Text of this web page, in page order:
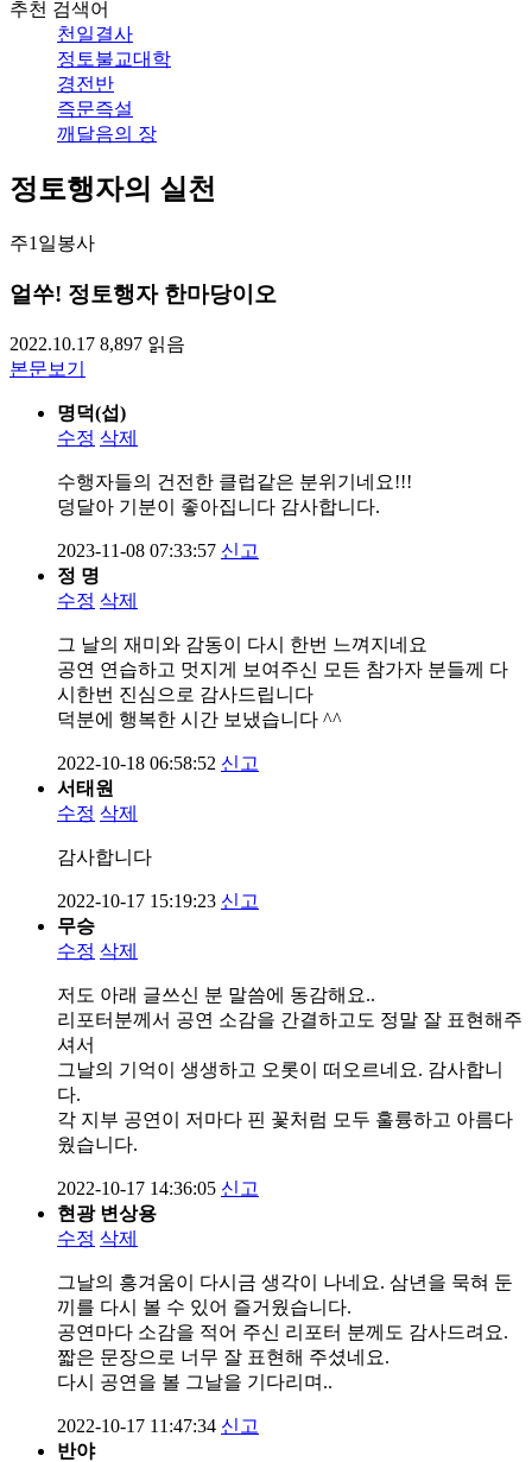
추천 검색어
천일결사
정토불교대학
경전반
즉문즉설
깨달음의 장
정토행자의 실천
주1일봉사
얼쑤! 정토행자 한마당이오
2022.10.17 8,897 읽음
본문보기
명덕(섭)
수정 삭제
수행자들의 건전한 클럽같은 분위기네요!!!
덩달아 기분이 좋아집니다 감사합니다.
2023-11-08 07:33:57 신고
정 명
수정 삭제
그 날의 재미와 감동이 다시 한번 느껴지네요
공연 연습하고 멋지게 보여주신 모든 참가자 분들께 다
시한번 진심으로 감사드립니다
덕분에 행복한 시간 보냈습니다 ^^
2022-10-18 06:58:52 신고
서태원
수정 삭제
감사합니다
2022-10-17 15:19:23 신고
무승
수정 삭제
저도 아래 글쓰신 분 말씀에 동감해요..
리포터분께서 공연 소감을 간결하고도 정말 잘 표현해주
셔서
그날의 기억이 생생하고 오롯이 떠오르네요. 감사합니
다.
각 지부 공연이 저마다 핀 꽃처럼 모두 훌륭하고 아름다
웠습니다.
2022-10-17 14:36:05 신고
현광 변상용
수정 삭제
그날의 흥겨움이 다시금 생각이 나네요. 삼년을 묵혀 둔
끼를 다시 볼 수 있어 즐거웠습니다.
공연마다 소감을 적어 주신 리포터 분께도 감사드려요.
짧은 문장으로 너무 잘 표현해 주셨네요.
다시 공연을 볼 그날을 기다리며..
2022-10-17 11:47:34 신고
반야